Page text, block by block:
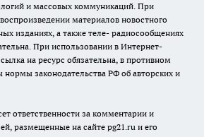
и массовых коммуникаций. При
материалов новостного
изданиях, а также теле- радиосообщениях
При использовании в Интернет-
на ресурс обязательна, в противном
нормы законодательства РФ об авторских и
ответственности за комментарии и
размещенные на сайте pg21.ru и его